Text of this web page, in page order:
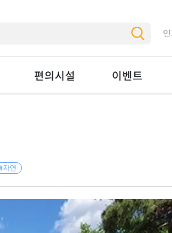
편의시설 이벤트
자연